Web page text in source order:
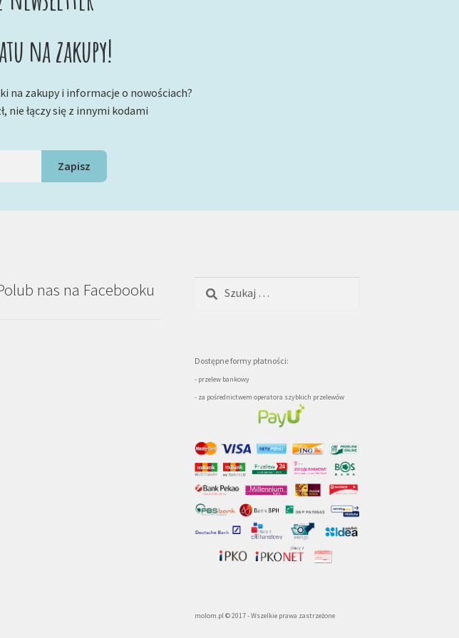
na zakupy!
na zakupy i informacje o nowościach?
nie łączy się z innymi kodami
nas na Facebooku Szukaj:
Dostępne formy płatności:
- przelew bankowy
- za pośrednictwem operatora szybkich przelewów
molom.pl © 2017 - Wszelkie prawa zastrzeżone